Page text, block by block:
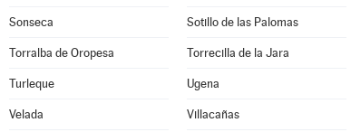
Sonseca Sotillo de las Palomas
Torralba de Oropesa Torrecilla de la Jara
Turleque Ugena
Velada Villacañas